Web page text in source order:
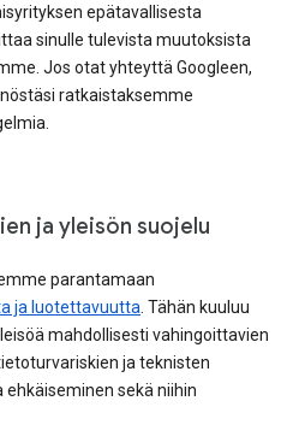
epätavallisesta
sinulle tulevista muutoksista
Jos otat yhteyttä Googleen,
ratkaistaksemme
ja yleisön suojelu
parantamaan
ja luotettavuutta . Tähän kuuluu
mahdollisesti vahingoittavien
ja teknisten
sekä niihin